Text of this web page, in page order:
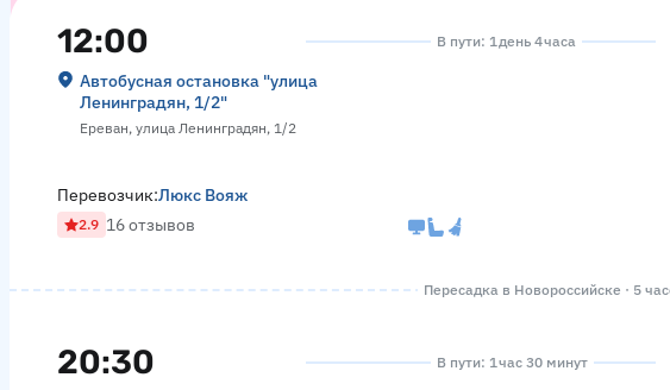
12:00
Автобусная остановка "улица
Ленинградян, 1/2"
Ереван, улица Ленинградян, 1/2
В пути: 1 день 4 часа
Перевозчик:Люкс Вояж
2.9 16 отзывов
Пересадка в Новороссийске · 5
20:30 В пути: 1 час 30 минут